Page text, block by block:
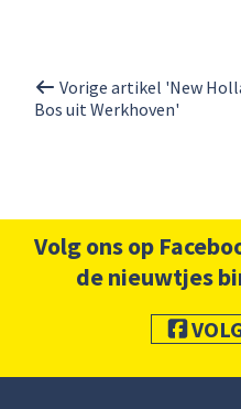
Vorige artikel 'New
Bos uit Werkhoven'
Volg ons op
de nieuwtjes